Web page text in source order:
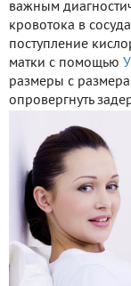
важным
кровотока в
поступление
матки с помощью
размеры с
опровергнуть